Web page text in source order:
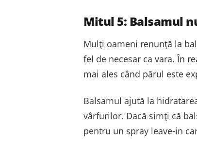
Mitul 5: Balsamul
Mulți oameni renunță la
fel de necesar ca vara. În
mai ales când părul este
Balsamul ajută la
vârfurilor. Dacă simți că
pentru un spray leave-in